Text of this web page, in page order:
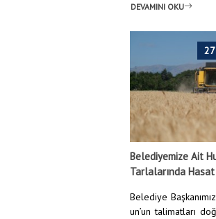
DEVAMINI OKU
Belediyemize Ait
Tarlalarında Hasat
Belediye
un’un talimatları